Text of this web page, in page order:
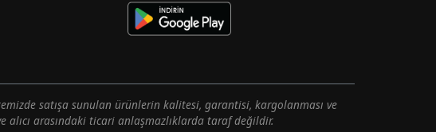
satışa sunulan ürünlerin kalitesi, garantisi, kargolanması ve
arasındaki ticari anlaşmazlıklarda taraf değildir.